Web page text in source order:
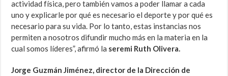
actividad física, pero también vamos a poder llamar a cada
uno y explicarle por qué es necesario el deporte y por qué es
necesario para su vida. Por lo tanto, estas instancias nos
permiten a nosotros difundir mucho más en la materia en la
cual somos líderes”, afirmó la seremi Ruth Olivera.
Jorge Guzmán Jiménez, director de la Dirección de